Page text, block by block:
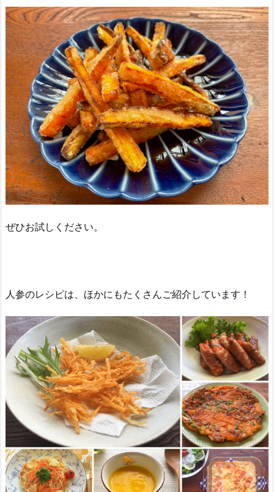
ぜひお試しください。
人参のレシピは、ほかにもたくさんご紹介しています！